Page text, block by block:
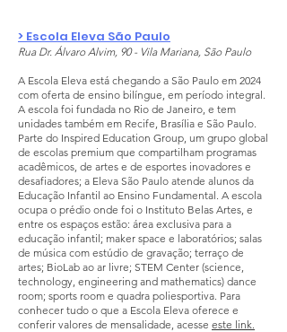
> Escola Eleva São Paulo
Rua Dr. Álvaro Alvim, 90 - Vila Mariana, São Paulo
A Escola Eleva está chegando a São Paulo em 2024
com oferta de ensino bilíngue, em período integral.
A escola foi fundada no Rio de Janeiro, e tem
unidades também em Recife, Brasília e São Paulo.
Parte do Inspired Education Group, um grupo global
de escolas premium que compartilham programas
acadêmicos, de artes e de esportes inovadores e
desafiadores; a Eleva São Paulo atende alunos da
Educação Infantil ao Ensino Fundamental. A escola
ocupa o prédio onde foi o Instituto Belas Artes, e
entre os espaços estão: área exclusiva para a
educação infantil; maker space e laboratórios; salas
de música com estúdio de gravação; terraço de
artes; BioLab ao ar livre; STEM Center (science,
technology, engineering and mathematics) dance
room; sports room e quadra poliesportiva. Para
conhecer tudo o que a Escola Eleva oferece e
conferir valores de mensalidade, acesse este link.